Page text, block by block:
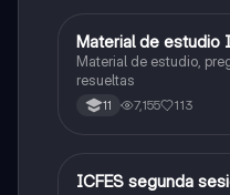
ICFES: Matemáticas
Material de estudio
Material de estudio,
resueltas
11 7,155 113
ICFES: Lectura Crítica
ICFES segunda